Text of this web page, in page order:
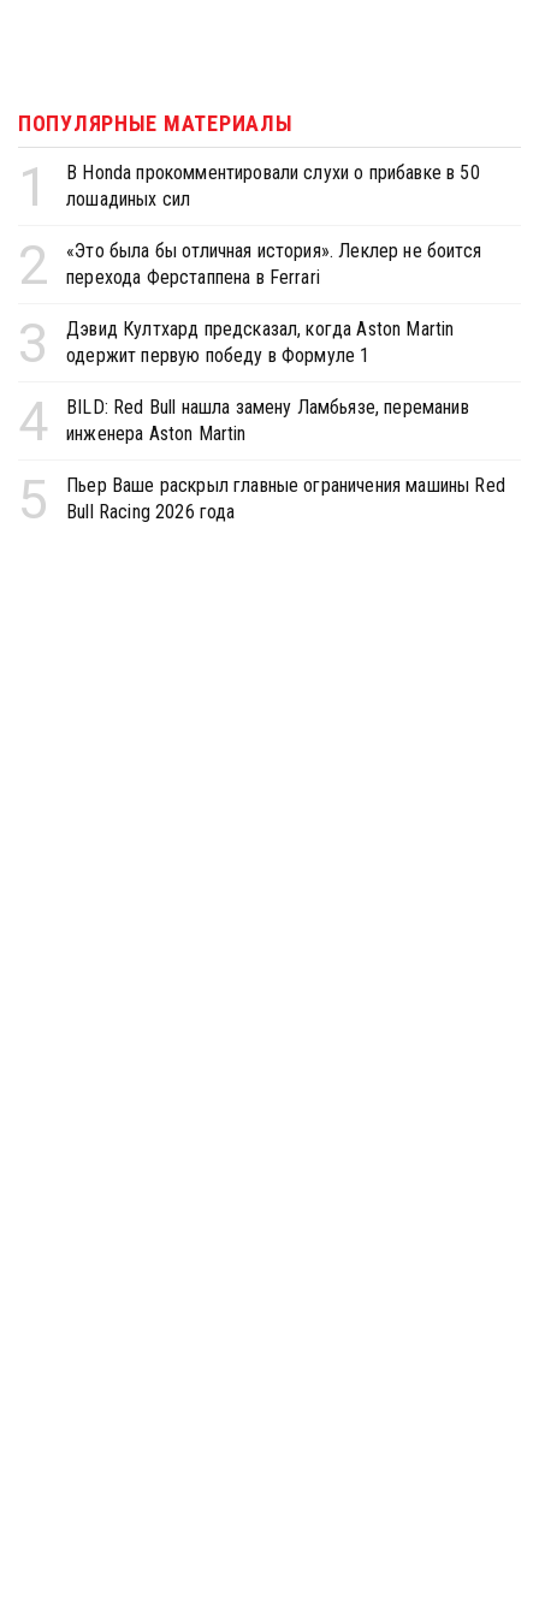
ПОПУЛЯРНЫЕ МАТЕРИАЛЫ
1
В Honda прокомментировали слухи о прибавке в 50
лошадиных сил
2
«Это была бы отличная история». Леклер не боится
перехода Ферстаппена в Ferrari
3
Дэвид Култхард предсказал, когда Aston Martin
одержит первую победу в Формуле 1
4
BILD: Red Bull нашла замену Ламбьязе, переманив
инженера Aston Martin
5
Пьер Ваше раскрыл главные ограничения машины Red
Bull Racing 2026 года